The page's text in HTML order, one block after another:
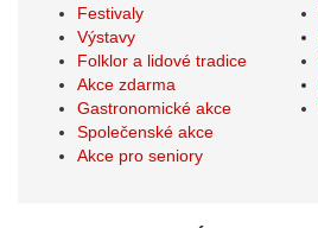
Festivaly
Výstavy
Folklor a lidové tradice
Akce zdarma
Gastronomické akce
Společenské akce
Akce pro seniory